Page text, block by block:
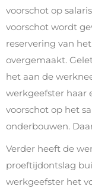
voorschot op
voorschot wordt
reservering van
overgemaakt.
het aan de
werkgeefster haar
voorschot op het
onderbouwen.
Verder heeft de
proeftijdontslag
werkgeefster het